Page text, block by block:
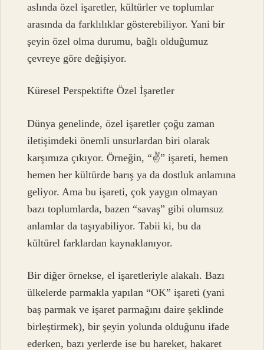
aslında özel işaretler, kültürler ve toplumlar
arasında da farklılıklar gösterebiliyor. Yani bir
şeyin özel olma durumu, bağlı olduğumuz
çevreye göre değişiyor.
Küresel Perspektifte Özel İşaretler
Dünya genelinde, özel işaretler çoğu zaman
iletişimdeki önemli unsurlardan biri olarak
karşımıza çıkıyor. Örneğin, “✌️” işareti, hemen
hemen her kültürde barış ya da dostluk anlamına
geliyor. Ama bu işareti, çok yaygın olmayan
bazı toplumlarda, bazen “savaş” gibi olumsuz
anlamlar da taşıyabiliyor. Tabii ki, bu da
kültürel farklardan kaynaklanıyor.
Bir diğer örnekse, el işaretleriyle alakalı. Bazı
ülkelerde parmakla yapılan “OK” işareti (yani
baş parmak ve işaret parmağını daire şeklinde
birleştirmek), bir şeyin yolunda olduğunu ifade
ederken, bazı yerlerde ise bu hareket, hakaret